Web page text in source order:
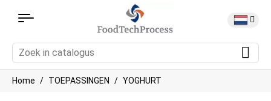
Home TOEPASSINGEN YOGHURT